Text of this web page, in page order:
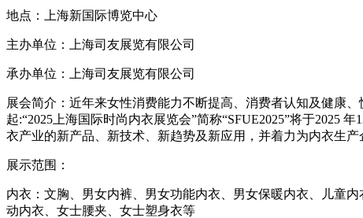
地点：上海新国际博览中心
主办单位：上海司友展览有限公司
承办单位：上海司友展览有限公司
展会简介：近年来女性消费能力不断提高、消费者认知及健康
起:“2025上海国际时尚内衣展览会”简称“SFUE2025”将于2025
衣产业的新产品、新技术、新趋势及新应用，并着力为内衣生
展示范围：
内衣：文胸、男女内裤、男女功能内衣、男女保暖内衣、儿童
动内衣、女士腰夹、女士塑身衣等